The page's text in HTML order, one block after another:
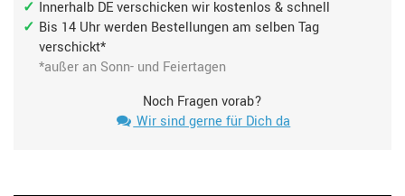
Innerhalb DE verschicken wir kostenlos & schnell
Bis 14 Uhr werden Bestellungen am selben Tag
verschickt*
*außer an Sonn- und Feiertagen
Noch Fragen vorab?
Wir sind gerne für Dich da